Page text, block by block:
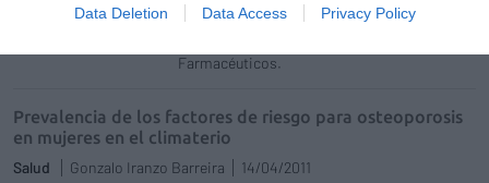
Data Deletion Data Access Privacy Policy
cardiovascular, osteoarticular y general»,
señala Ana Aliaga, secretaria general del
Farmacéuticos.
Prevalencia de los factores de riesgo para osteoporosis
en mujeres en el climaterio
Salud Gonzalo Iranzo Barreira 14/04/2011